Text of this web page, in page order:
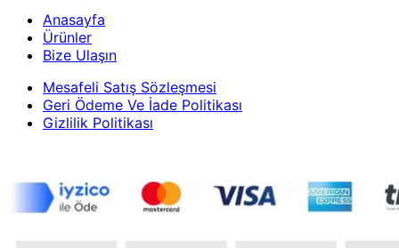
Anasayfa
Ürünler
Bize Ulaşın
Mesafeli Satış Sözleşmesi
Geri Ödeme Ve İade Politikası
Gizlilik Politikası